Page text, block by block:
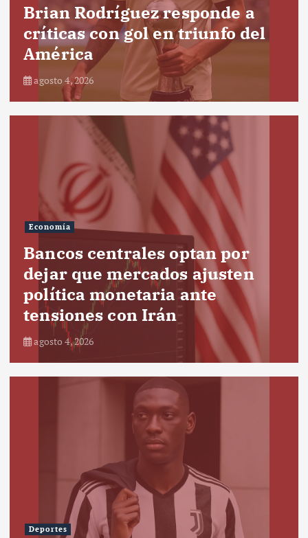
Brian Rodríguez responde a
críticas con gol en triunfo del
América
agosto 4, 2026
Economía
Bancos centrales optan por
dejar que mercados ajusten
política monetaria ante
tensiones con Irán
agosto 4, 2026
Deportes